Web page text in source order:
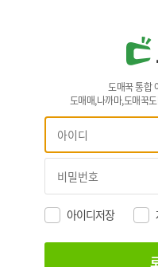
도매꾹 통합
도매매,나까마,도매꾹
아이디저장